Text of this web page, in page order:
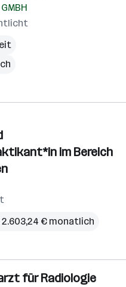
im Bereich
2.603,24 € monatlich
für Radiologie